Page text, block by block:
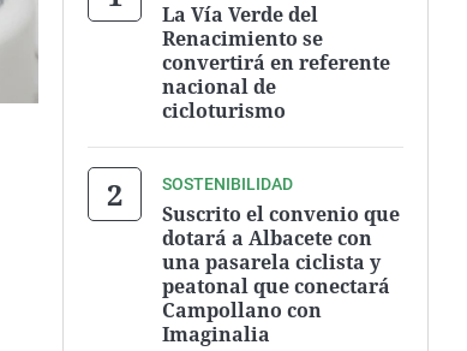
La Vía Verde del
Renacimiento se
convertirá en referente
nacional de
cicloturismo
SOSTENIBILIDAD
Suscrito el convenio que
dotará a Albacete con
una pasarela ciclista y
peatonal que conectará
Campollano con
Imaginalia